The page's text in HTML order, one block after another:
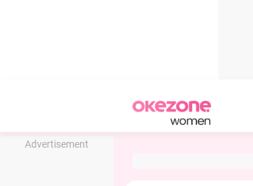
Advertisement